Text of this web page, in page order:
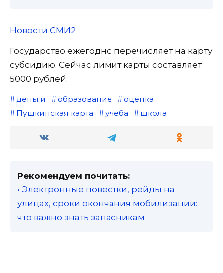
Новости СМИ2
Государство ежегодно перечисляет на карту
субсидию. Сейчас лимит карты составляет
5000 рублей.
деньги образование
оценка
Пушкинская карта
учеба школа
Рекомендуем почитать:
• Электронные повестки, рейды на
улицах, сроки окончания мобилизации:
что важно знать запасникам